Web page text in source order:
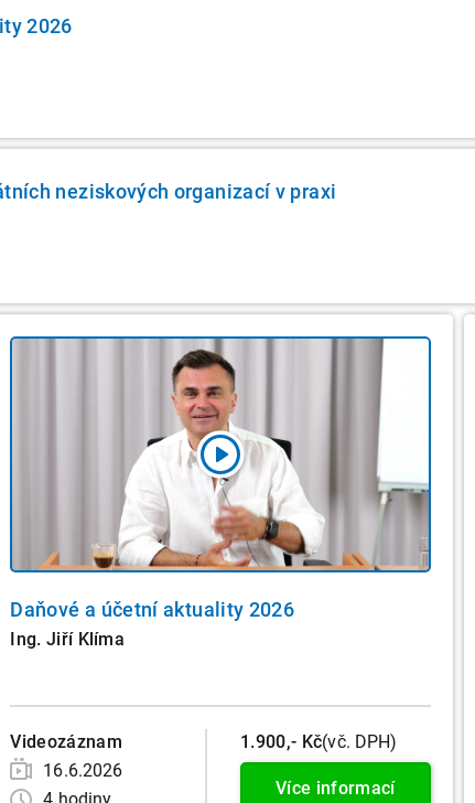
2026
neziskových organizací v praxi
Daňové a účetní aktuality 2026
Ing. Jiří Klíma
Videozáznam
16.6.2026
1.900,- Kč(vč. DPH)
Více informací